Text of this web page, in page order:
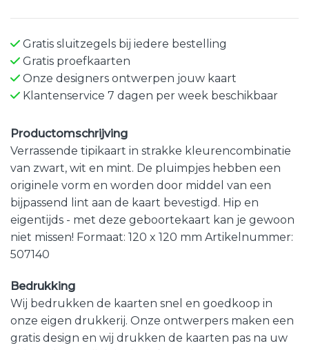
Gratis sluitzegels bij iedere bestelling
Gratis proefkaarten
Onze designers ontwerpen jouw kaart
Klantenservice 7 dagen per week beschikbaar
Productomschrijving
Verrassende tipikaart in strakke kleurencombinatie
van zwart, wit en mint. De pluimpjes hebben een
originele vorm en worden door middel van een
bijpassend lint aan de kaart bevestigd. Hip en
eigentijds - met deze geboortekaart kan je gewoon
niet missen! Formaat: 120 x 120 mm Artikelnummer:
507140
Bedrukking
Wij bedrukken de kaarten snel en goedkoop in
onze eigen drukkerij. Onze ontwerpers maken een
gratis design en wij drukken de kaarten pas na uw